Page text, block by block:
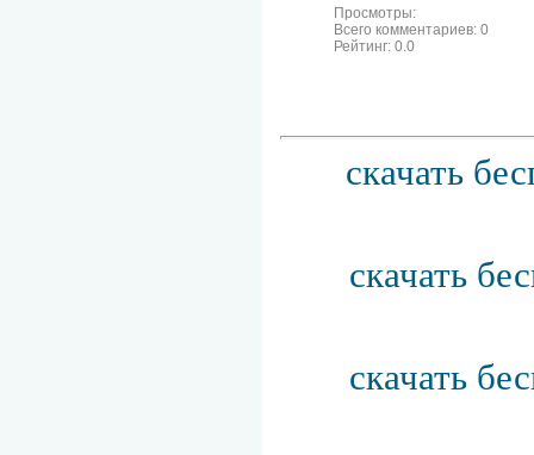
Просмотры:
Всего комментариев: 0
Рейтинг: 0.0
скачать
скачать
скачать